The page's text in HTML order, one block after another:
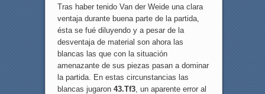
Tras haber tenido Van der Weide una clara
ventaja durante buena parte de la partida,
ésta se fué diluyendo y a pesar de la
desventaja de material son ahora las
blancas las que con la situación
amenazante de sus piezas pasan a dominar
la partida. En estas circunstancias las
blancas jugaron 43.Tf3, un aparente error al